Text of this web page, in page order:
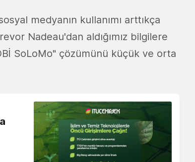
medyanın kullanımı arttıkça
Nadeau'dan aldığımız bilgilere
SoLoMo" çözümünü küçük ve orta